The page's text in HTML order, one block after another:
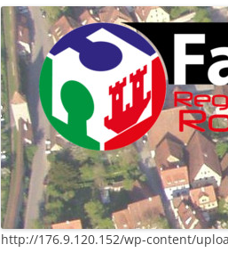
http://176.9.120.152/wp-content/